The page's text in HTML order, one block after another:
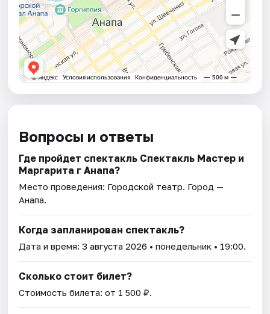
Вопросы и ответы
Где пройдет спектакль Спектакль Мастер и
Маргарита г Анапа?
Место проведения: Городской театр. Город —
Анапа.
Когда запланирован спектакль?
Дата и время:3 августа 2026 • понедельник • 19:00.
Сколько стоит билет?
Стоимость билета: от 1 500 ₽.